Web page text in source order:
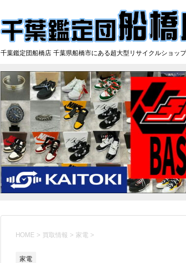
千葉鑑定団船橋店 千葉県船橋市にある超大型リサイクルショッ
HOME > 買取情報 > 家電 >
家電